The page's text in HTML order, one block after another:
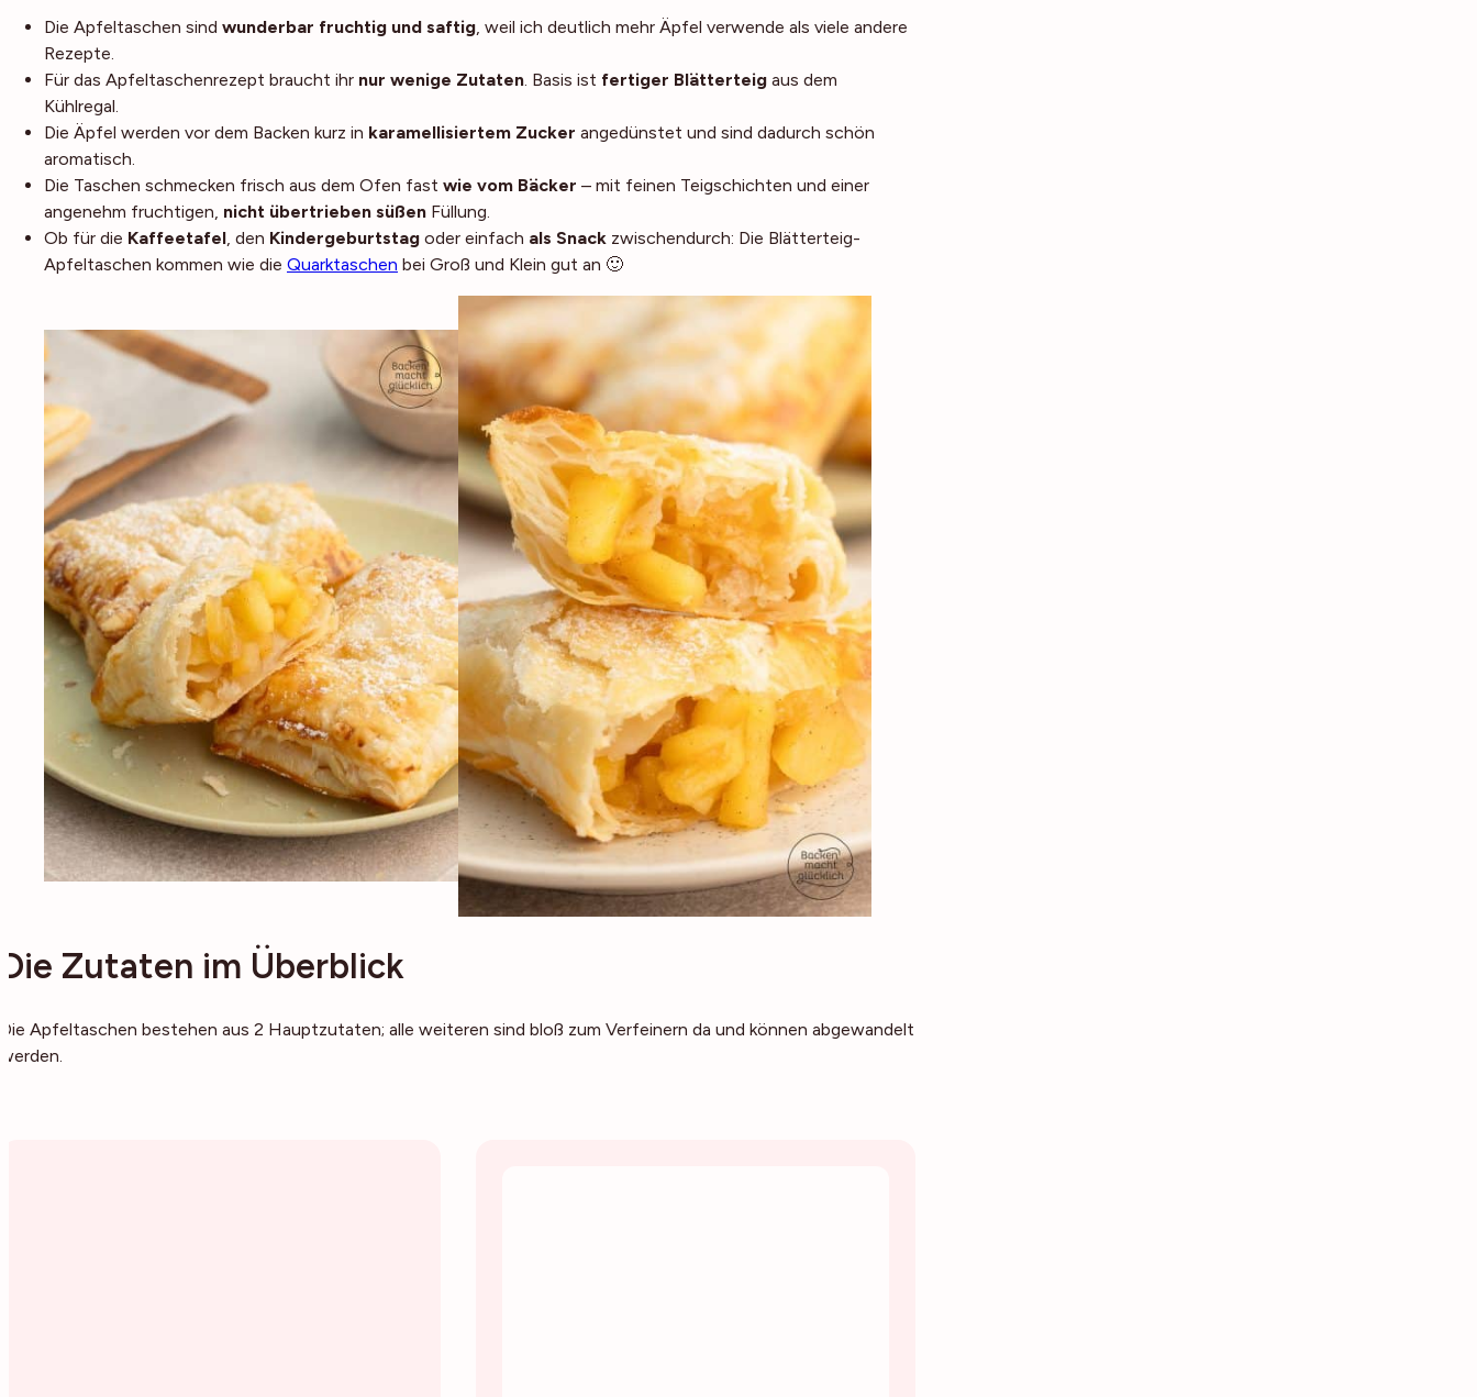
Die Apfeltaschen sind wunderbar fruchtig und saftig, weil ich deutlich mehr Äpfel verwende als viele andere
Rezepte.
Für das Apfeltaschenrezept braucht ihr nur wenige Zutaten. Basis ist fertiger Blätterteig aus dem
Kühlregal.
Die Äpfel werden vor dem Backen kurz in karamellisiertem Zucker angedünstet und sind dadurch schön
aromatisch.
Die Taschen schmecken frisch aus dem Ofen fast wie vom Bäcker – mit feinen Teigschichten und einer
angenehm fruchtigen, nicht übertrieben süßen Füllung.
Ob für die Kaffeetafel, den Kindergeburtstag oder einfach als Snack zwischendurch: Die Blätterteig-
Apfeltaschen kommen wie die Quarktaschen bei Groß und Klein gut an 🙂
Die Zutaten im Überblick
Die Apfeltaschen bestehen aus 2 Hauptzutaten; alle weiteren sind bloß zum Verfeinern da und können abgewandelt
werden.